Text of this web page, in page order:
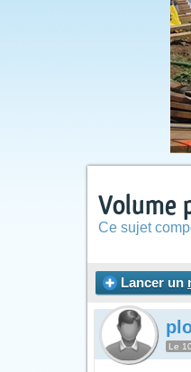
Volume
Ce sujet
Lancer un
Le